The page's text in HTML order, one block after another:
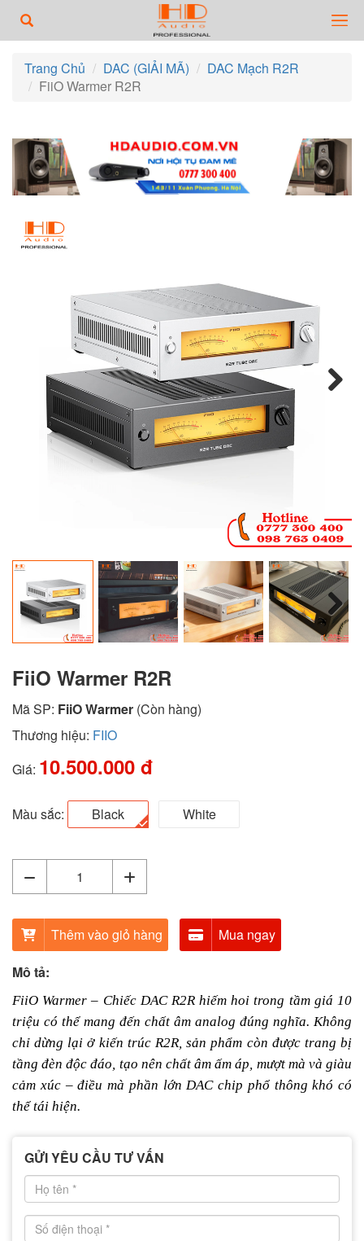
Trang Chủ DAC (GIẢI MÃ)
DAC Mạch R2R
FiiO Warmer R2R
Next
FiiO Warmer R2R
Mã SP: FiiO Warmer (Còn hàng)
Thương hiệu: FIIO
Giá: 10.500.000 đ
Màu sắc: Black White
Thêm vào giỏ hàng
Mua ngay
Mô tả:
FiiO Warmer – Chiếc DAC R2R hiếm hoi trong tầm giá 10
triệu có thể mang đến chất âm analog đúng nghĩa. Không
chỉ dừng lại ở kiến trúc R2R, sản phẩm còn được trang bị
tầng đèn độc đáo, tạo nên chất âm ấm áp, mượt mà và giàu
cảm xúc – điều mà phần lớn DAC chip phổ thông khó có
thể tái hiện.
GỬI YÊU CẦU TƯ VẤN